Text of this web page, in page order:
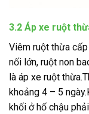
3.2 Áp xe ruột
Viêm ruột thừa
nối lớn, ruột non
là áp xe ruột
khoảng 4 – 5
khối ở hố chậu